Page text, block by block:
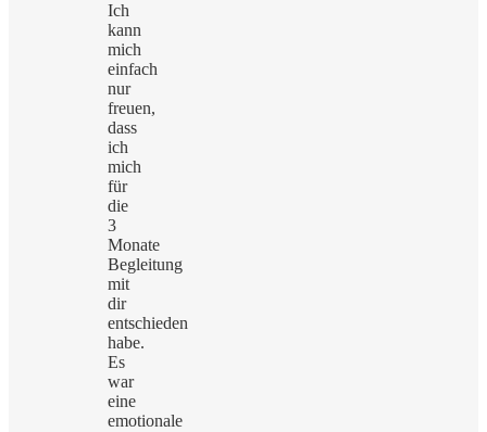
Ich
kann
mich
einfach
nur
freuen,
dass
ich
mich
für
die
3
Monate
Begleitung
mit
dir
entschieden
habe.
Es
war
eine
emotionale